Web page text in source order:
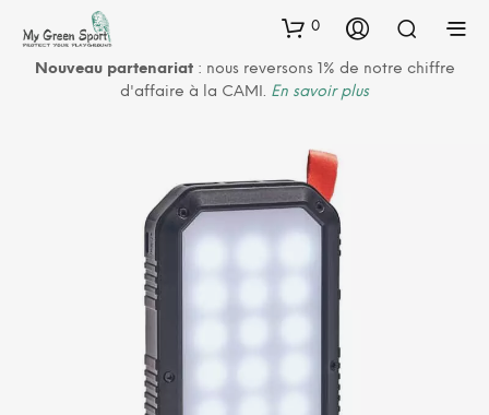
0
Nouveau partenariat: nous reversons 1% de notre chiffre
d'affaire à la CAMI. En savoir plus